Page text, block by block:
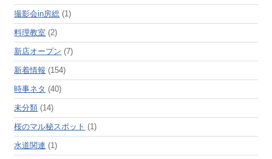
撮影会in房総 (1)
料理教室 (2)
新店オープン (7)
新着情報 (154)
時事ネタ (40)
未分類 (14)
桜のマル秘スポット (1)
水道関連 (1)